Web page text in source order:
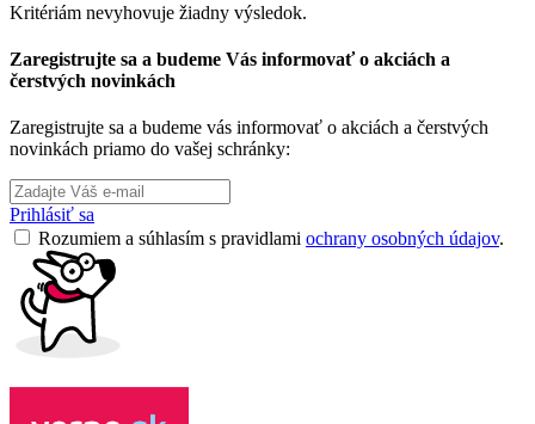
Kritériám nevyhovuje žiadny výsledok.
Zaregistrujte sa a budeme Vás informovať o akciách a
čerstvých novinkách
Zaregistrujte sa a budeme vás informovať o akciách a čerstvých
novinkách priamo do vašej schránky:
Prihlásiť sa
Rozumiem a súhlasím s pravidlami ochrany osobných údajov.